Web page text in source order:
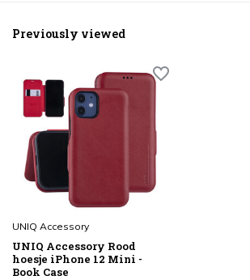
Previously viewed
UNIQ Accessory
UNIQ Accessory Rood
hoesje iPhone 12 Mini -
Book Case